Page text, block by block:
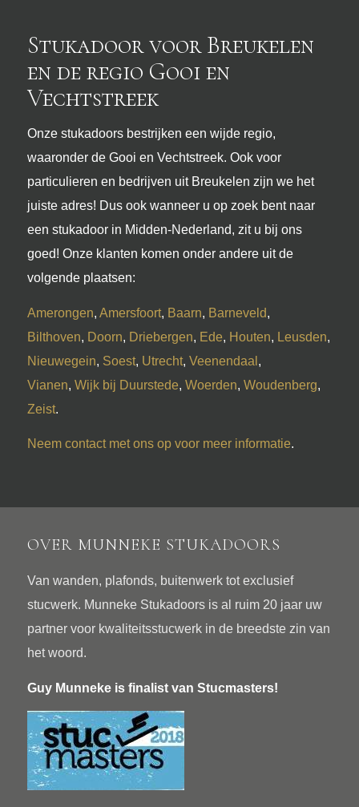
Stukadoor voor Breukelen
en de regio Gooi en
Vechtstreek
Onze stukadoors bestrijken een wijde regio,
waaronder de Gooi en Vechtstreek. Ook voor
particulieren en bedrijven uit Breukelen zijn we het
juiste adres! Dus ook wanneer u op zoek bent naar
een stukadoor in Midden-Nederland, zit u bij ons
goed! Onze klanten komen onder andere uit de
volgende plaatsen:
Amerongen, Amersfoort, Baarn, Barneveld,
Bilthoven, Doorn, Driebergen, Ede, Houten, Leusden,
Nieuwegein, Soest, Utrecht, Veenendaal ,
Vianen, Wijk bij Duurstede, Woerden, Woudenberg,
Zeist.
Neem contact met ons op voor meer informatie.
OVER MUNNEKE STUKADOORS
Van wanden, plafonds, buitenwerk tot exclusief
stucwerk. Munneke Stukadoors is al ruim 20 jaar uw
partner voor kwaliteitsstucwerk in de breedste zin van
het woord.
Guy Munneke is finalist van Stucmasters!